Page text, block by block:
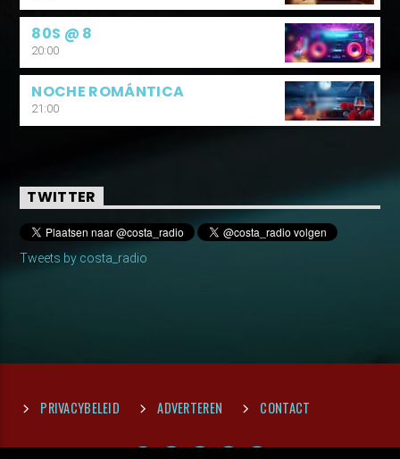
80S @ 8
20:00
NOCHE ROMÁNTICA
21:00
TWITTER
Tweets by costa_radio
PRIVACYBELEID ADVERTEREN CONTACT